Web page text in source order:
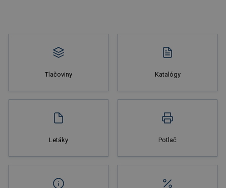
Tlačoviny Katalógy
Letáky Potlač